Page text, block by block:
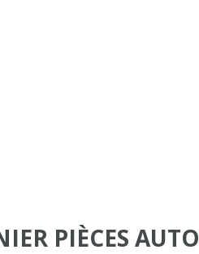
PIÈCES AUTO